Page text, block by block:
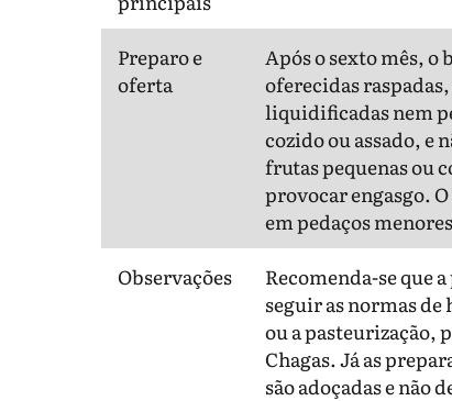
Preparo e
oferta
Após o sexto mês, o
oferecidas
liquidificadas nem
cozido ou assado, e
frutas pequenas ou
provocar engasgo.
em pedaços
Observações
Recomenda-se que
seguir as normas
ou a pasteurização,
Chagas. Já as
são adoçadas e não